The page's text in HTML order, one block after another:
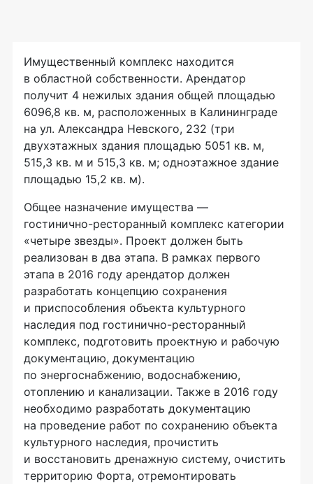
Имущественный комплекс находится
в областной собственности. Арендатор
получит 4 нежилых здания общей площадью
6096,8 кв. м, расположенных в Калининграде
на ул. Александра Невского, 232 (три
двухэтажных здания площадью 5051 кв. м,
515,3 кв. м и 515,3 кв. м; одноэтажное здание
площадью 15,2 кв. м).
Общее назначение имущества —
гостинично-ресторанный комплекс категории
«четыре звезды». Проект должен быть
реализован в два этапа. В рамках первого
этапа в 2016 году арендатор должен
разработать концепцию сохранения
и приспособления объекта культурного
наследия под гостинично-ресторанный
комплекс, подготовить проектную и рабочую
документацию, документацию
по энергоснабжению, водоснабжению,
отоплению и канализации. Также в 2016 году
необходимо разработать документацию
на проведение работ по сохранению объекта
культурного наследия, прочистить
и восстановить дренажную систему, очистить
территорию Форта, отремонтировать